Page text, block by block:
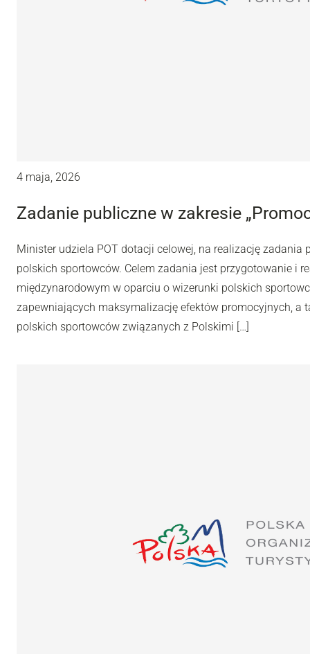
4 maja, 2026
Zadanie publiczne w zakresie
Minister udziela POT dotacji celowej, na realizację
polskich sportowców. Celem zadania jest przygotowanie i
międzynarodowym w oparciu o wizerunki polskich
zapewniających maksymalizację efektów promocyjnych, a
polskich sportowców związanych z Polskimi […]